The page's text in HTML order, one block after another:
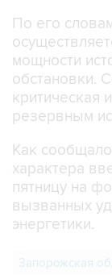
По его
мощности
обстановки.
критическая
резервным
Как
характера
пятницу на
вызванных
энергетики.
Запорожская